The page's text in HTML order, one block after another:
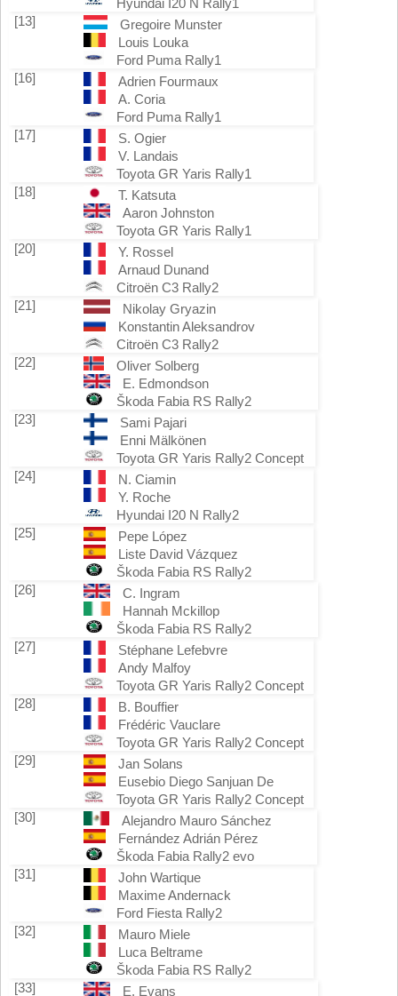
Hyundai I20 N Rally1
[13]
Gregoire Munster
Louis Louka
Ford Puma Rally1
[16]
Adrien Fourmaux
A. Coria
Ford Puma Rally1
[17]
S. Ogier
V. Landais
Toyota GR Yaris Rally1
[18]
T. Katsuta
Aaron Johnston
Toyota GR Yaris Rally1
[20]
Y. Rossel
Arnaud Dunand
Citroën C3 Rally2
[21]
Nikolay Gryazin
Konstantin Aleksandrov
Citroën C3 Rally2
[22]
Oliver Solberg
E. Edmondson
Škoda Fabia RS Rally2
[23]
Sami Pajari
Enni Mälkönen
Toyota GR Yaris Rally2 Concept
[24]
N. Ciamin
Y. Roche
Hyundai I20 N Rally2
[25]
Pepe López
Liste David Vázquez
Škoda Fabia RS Rally2
[26]
C. Ingram
Hannah Mckillop
Škoda Fabia RS Rally2
[27]
Stéphane Lefebvre
Andy Malfoy
Toyota GR Yaris Rally2 Concept
[28]
B. Bouffier
Frédéric Vauclare
Toyota GR Yaris Rally2 Concept
[29]
Jan Solans
Eusebio Diego Sanjuan De
Toyota GR Yaris Rally2 Concept
[30]
Alejandro Mauro Sánchez
Fernández Adrián Pérez
Škoda Fabia Rally2 evo
[31]
John Wartique
Maxime Andernack
Ford Fiesta Rally2
[32]
Mauro Miele
Luca Beltrame
Škoda Fabia RS Rally2
[33]
E. Evans